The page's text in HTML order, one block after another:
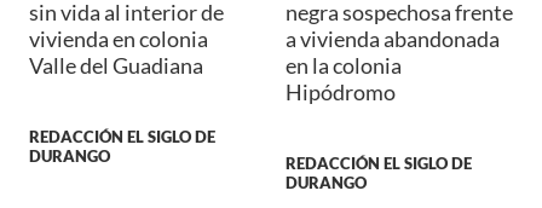
sin vida al interior de
vivienda en colonia
Valle del Guadiana
REDACCIÓN EL SIGLO DE
DURANGO
negra sospechosa frente
a vivienda abandonada
en la colonia
Hipódromo
REDACCIÓN EL SIGLO DE
DURANGO